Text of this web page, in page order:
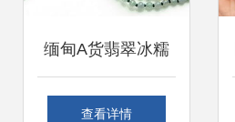
缅甸A货翡翠冰糯
种阳绿观音挂件鉴
查看详情